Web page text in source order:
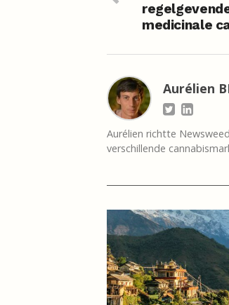
medicinale
Aurélien
Aurélien richtte
verschillende